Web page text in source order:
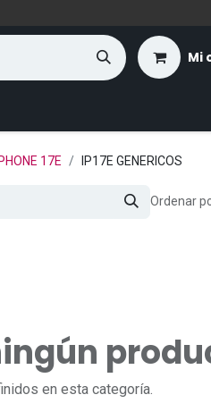
Mi
IPHONE 17E IP17E GENERICOS
Ordenar
en esta categoría.